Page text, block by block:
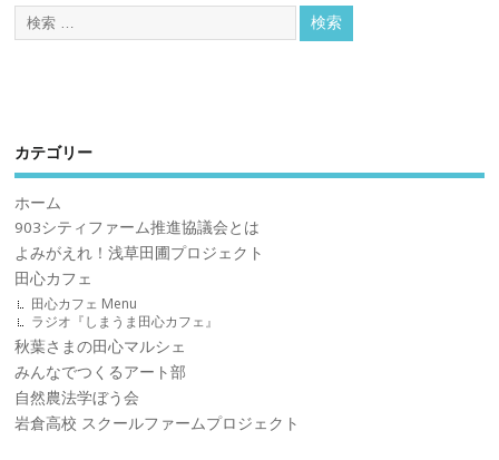
カテゴリー
ホーム
903シティファーム推進協議会とは
よみがえれ！浅草田圃プロジェクト
田心カフェ
田心カフェ Menu
ラジオ『しまうま田心カフェ』
秋葉さまの田心マルシェ
みんなでつくるアート部
自然農法学ぼう会
岩倉高校 スクールファームプロジェクト